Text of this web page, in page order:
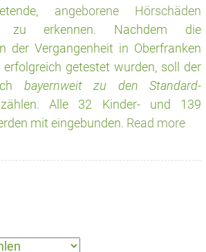
angeborene Hörschäden
zu erkennen. Nachdem die
der Vergangenheit in Oberfranken
getestet wurden, soll der
bayernweit zu den Standard-
Alle 32 Kinder- und 139
mit eingebunden. Read more